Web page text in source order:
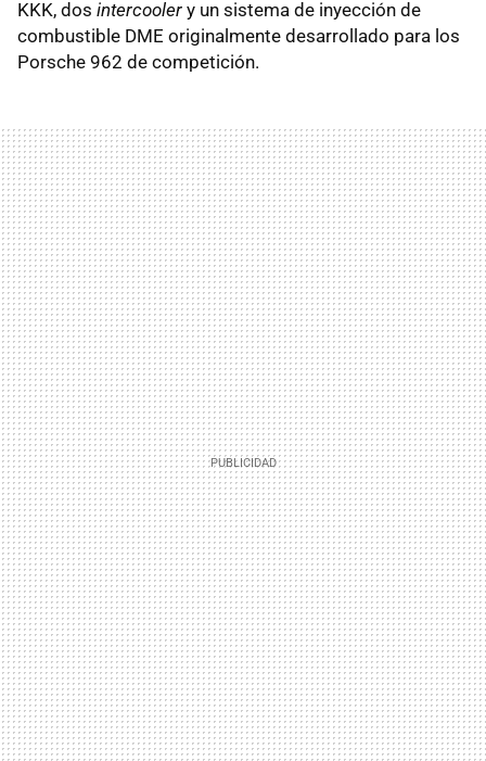
KKK, dos intercooler y un sistema de inyección de
combustible DME originalmente desarrollado para los
Porsche 962 de competición.